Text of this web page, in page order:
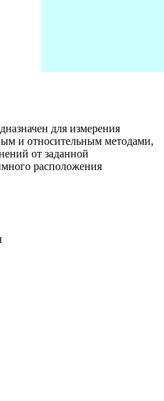
для измерения
и относительным методами,
от заданной
расположения